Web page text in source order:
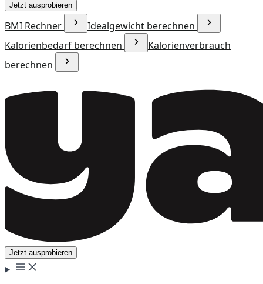
Jetzt ausprobieren
BMI Rechner
Idealgewicht berechnen
Kalorienbedarf berechnen
Kalorienverbrauch
berechnen
Jetzt ausprobieren